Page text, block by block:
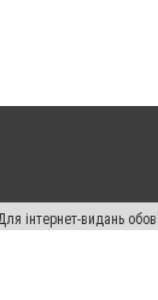
інтернет-видань